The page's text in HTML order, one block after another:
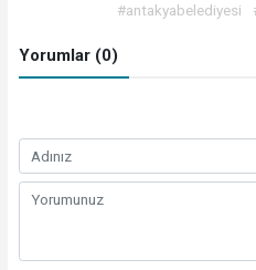
#antakyabelediyesi
Yorumlar (0)